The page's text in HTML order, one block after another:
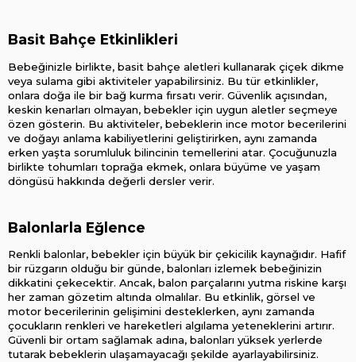
Basit Bahçe Etkinlikleri
Bebeğinizle birlikte, basit bahçe aletleri kullanarak çiçek dikme
veya sulama gibi aktiviteler yapabilirsiniz. Bu tür etkinlikler,
onlara doğa ile bir bağ kurma fırsatı verir. Güvenlik açısından,
keskin kenarları olmayan, bebekler için uygun aletler seçmeye
özen gösterin. Bu aktiviteler, bebeklerin ince motor becerilerini
ve doğayı anlama kabiliyetlerini geliştirirken, aynı zamanda
erken yaşta sorumluluk bilincinin temellerini atar. Çocuğunuzla
birlikte tohumları toprağa ekmek, onlara büyüme ve yaşam
döngüsü hakkında değerli dersler verir.
Balonlarla Eğlence
Renkli balonlar, bebekler için büyük bir çekicilik kaynağıdır. Hafif
bir rüzgarın olduğu bir günde, balonları izlemek bebeğinizin
dikkatini çekecektir. Ancak, balon parçalarını yutma riskine karşı
her zaman gözetim altında olmalılar. Bu etkinlik, görsel ve
motor becerilerinin gelişimini desteklerken, aynı zamanda
çocukların renkleri ve hareketleri algılama yeteneklerini artırır.
Güvenli bir ortam sağlamak adına, balonları yüksek yerlerde
tutarak bebeklerin ulaşamayacağı şekilde ayarlayabilirsiniz.